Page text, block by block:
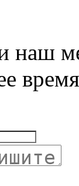
наш
время